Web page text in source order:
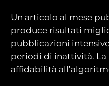
Un articolo al mese
produce risultati
pubblicazioni
periodi di inattività. La
affidabilità